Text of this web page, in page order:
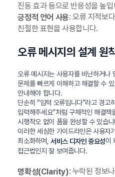
진동 효과 등으로 반응성을 높입
긍정적 언어 사용: 오류 지적보
친절한 표현을 사용합니다.
오류 메시지의 설계 원
오류 메시지는 사용자를 비난하거나
문제를 빠르게 이해하고 해결할 수
안내해야 합니다.
단순히 “입력 오류입니다”라고 경고
입력해주세요”처럼 구체적인 해결
시행착오 없이 폼을 완성할 수 있습
이러한 세심한 가이드라인은 사용자
최소화하며, 서비스 디자인 중요성이
접근법인지 잘 보여줍니다.
명확성(Clarity): 누락된 정보